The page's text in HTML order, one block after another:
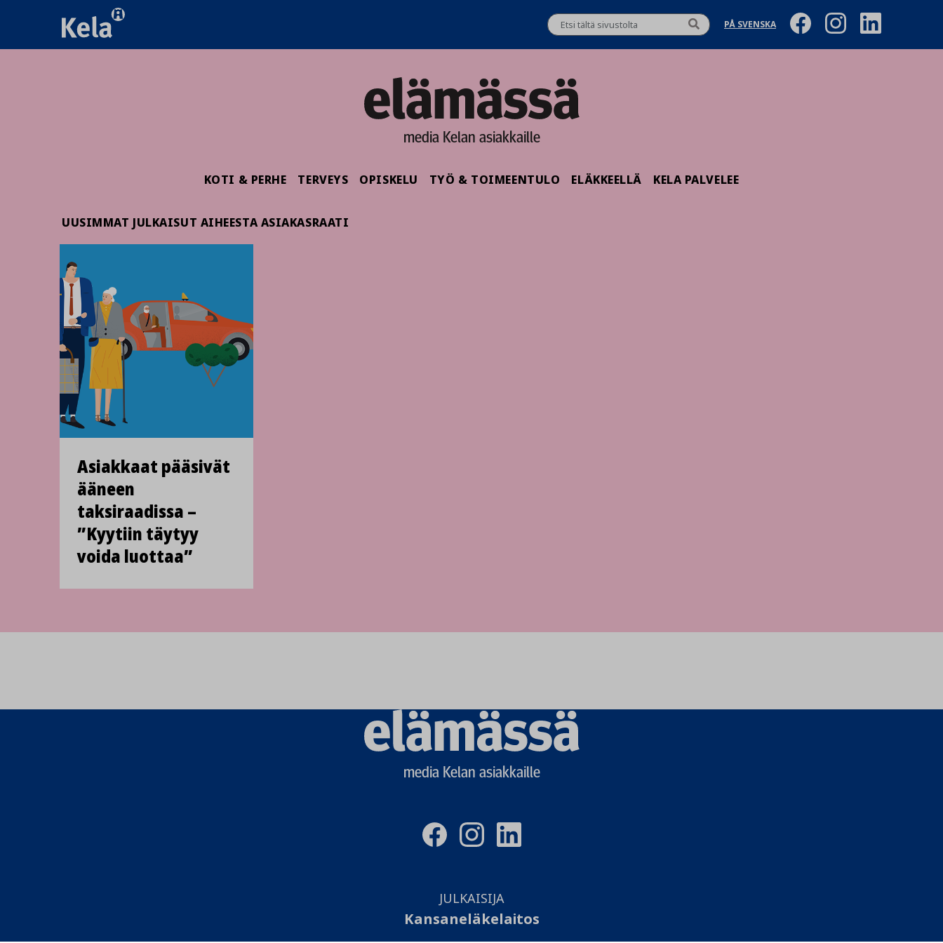
PÅ SVENSKA
media Kelan asiakkaille
KOTI & PERHE TERVEYS OPISKELU TYÖ & TOIMEENTULO ELÄKKEELLÄ KELA PALVELEE
UUSIMMAT JULKAISUT AIHEESTA ASIAKASRAATI
Asiakkaat pääsivät
ääneen
taksiraadissa –
”Kyytiin täytyy
voida luottaa”
Elämässä
logo
media Kelan asiakkaille
JULKAISIJA
Kansaneläkelaitos